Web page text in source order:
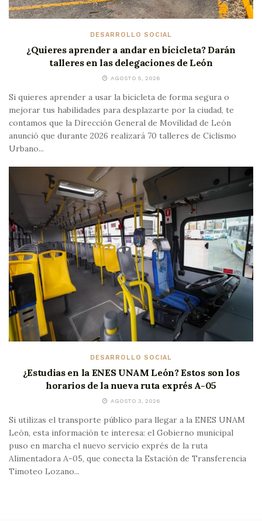
DESARROLLO SOCIAL
¿Quieres aprender a andar en bicicleta? Darán
talleres en las delegaciones de León
AGOSTO 5, 2026
Si quieres aprender a usar la bicicleta de forma segura o
mejorar tus habilidades para desplazarte por la ciudad, te
contamos que la Dirección General de Movilidad de León
anunció que durante 2026 realizará 70 talleres de Ciclismo
Urbano...
DESARROLLO SOCIAL
¿Estudias en la ENES UNAM León? Estos son los
horarios de la nueva ruta exprés A-05
AGOSTO 3, 2026
Si utilizas el transporte público para llegar a la ENES UNAM
León, esta información te interesa: el Gobierno municipal
puso en marcha el nuevo servicio exprés de la ruta
Alimentadora A-05, que conecta la Estación de Transferencia
Timoteo Lozano...